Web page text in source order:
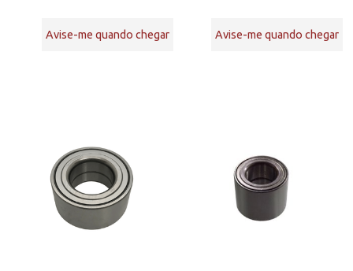
Avise-me quando chegar Avise-me quando chegar